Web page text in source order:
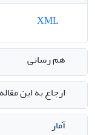
هم رسانی
ارجاع به این مقاله
آمار